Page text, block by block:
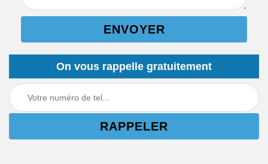
On vous rappelle gratuitement